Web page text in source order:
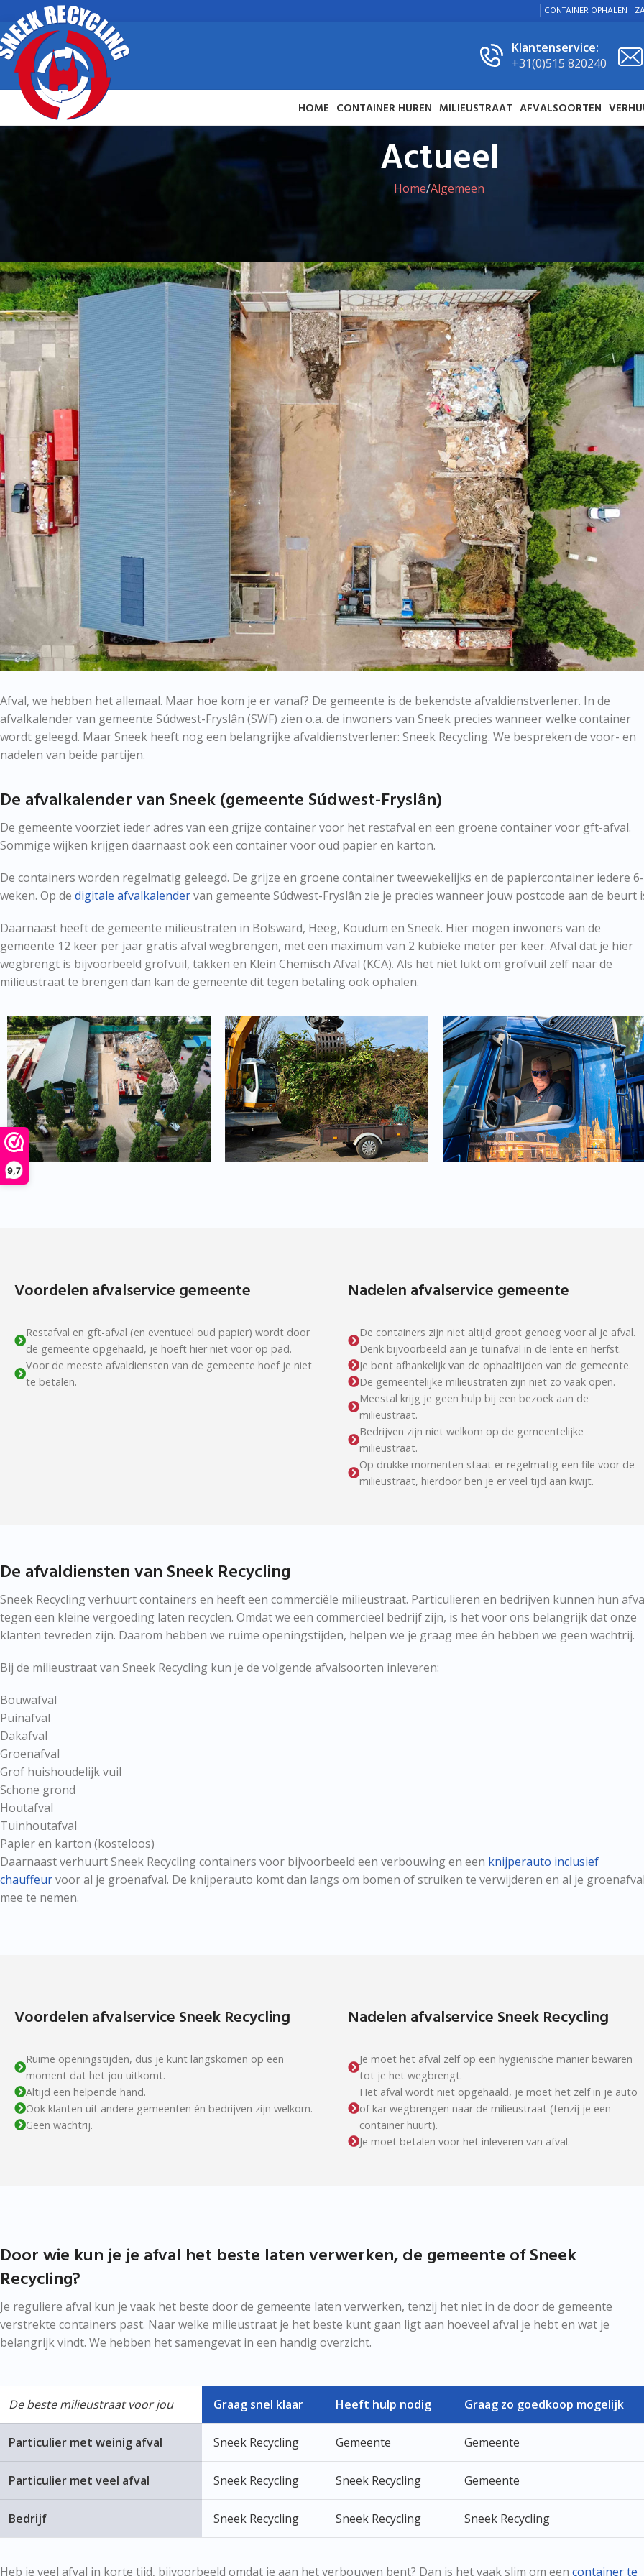
9,7
CONTAINER OPHALEN
Klantenservice:
+31(0)515 820240
HOME CONTAINER HUREN MILIEUSTRAAT AFVALSOORTEN
Actueel
Home Algemeen
Afvalkalender Sneek
Geplaatst door On 27 juni 2022
Afval, we hebben het allemaal. Maar hoe kom je er vanaf? De gemeente is de bekendste afvaldienstverlener. In de
afvalkalender van gemeente Súdwest-Fryslân (SWF) zien o.a. de inwoners van Sneek precies wanneer welke container
wordt geleegd. Maar Sneek heeft nog een belangrijke afvaldienstverlener: Sneek Recycling. We bespreken de voor- en
nadelen van beide partijen.
De afvalkalender van Sneek (gemeente Súdwest-Fryslân)
De gemeente voorziet ieder adres van een grijze container voor het restafval en een groene container voor gft-afval.
Sommige wijken krijgen daarnaast ook een container voor oud papier en karton.
De containers worden regelmatig geleegd. De grijze en groene container tweewekelijks en de papiercontainer iedere
weken. Op de digitale afvalkalendervan gemeente Súdwest-Fryslân zie je precies wanneer jouw postcode aan de beurt
Daarnaast heeft de gemeente milieustraten in Bolsward, Heeg, Koudum en Sneek. Hier mogen inwoners van de
gemeente 12 keer per jaar gratis afval wegbrengen, met een maximum van 2 kubieke meter per keer. Afval dat je hier
wegbrengt is bijvoorbeeld grofvuil, takken en Klein Chemisch Afval (KCA). Als het niet lukt om grofvuil zelf naar de
milieustraat te brengen dan kan de gemeente dit tegen betaling ook ophalen.
Voordelen afvalservice gemeente
Restafval en gft-afval (en eventueel oud papier) wordt door
de gemeente opgehaald, je hoeft hier niet voor op pad.
Voor de meeste afvaldiensten van de gemeente hoef je niet
te betalen.
Nadelen afvalservice gemeente
De containers zijn niet altijd groot genoeg voor al je afval.
Denk bijvoorbeeld aan je tuinafval in de lente en herfst.
Je bent afhankelijk van de ophaaltijden van de gemeente.
De gemeentelijke milieustraten zijn niet zo vaak open.
Meestal krijg je geen hulp bij een bezoek aan de
milieustraat.
Bedrijven zijn niet welkom op de gemeentelijke
milieustraat.
Op drukke momenten staat er regelmatig een file voor de
milieustraat, hierdoor ben je er veel tijd aan kwijt.
De afvaldiensten van Sneek Recycling
Sneek Recycling verhuurt containers en heeft een commerciële milieustraat. Particulieren en bedrijven kunnen hun
tegen een kleine vergoeding laten recyclen. Omdat we een commercieel bedrijf zijn, is het voor ons belangrijk dat onze
klanten tevreden zijn. Daarom hebben we ruime openingstijden, helpen we je graag mee én hebben we geen wachtrij.
Bij de milieustraat van Sneek Recycling kun je de volgende afvalsoorten inleveren:
Bouwafval
Puinafval
Dakafval
Groenafval
Grof huishoudelijk vuil
Schone grond
Houtafval
Tuinhoutafval
Papier en karton (kosteloos)
Daarnaast verhuurt Sneek Recycling containers voor bijvoorbeeld een verbouwing en een knijperauto inclusief
chauffeurvoor al je groenafval. De knijperauto komt dan langs om bomen of struiken te verwijderen en al je
mee te nemen.
Voordelen afvalservice Sneek Recycling
Ruime openingstijden, dus je kunt langskomen op een
moment dat het jou uitkomt.
Altijd een helpende hand.
Ook klanten uit andere gemeenten én bedrijven zijn welkom.
Geen wachtrij.
Nadelen afvalservice Sneek Recycling
Je moet het afval zelf op een hygiënische manier bewaren
tot je het wegbrengt.
Het afval wordt niet opgehaald, je moet het zelf in je auto
of kar wegbrengen naar de milieustraat (tenzij je een
container huurt).
Je moet betalen voor het inleveren van afval.
Door wie kun je je afval het beste laten verwerken, de gemeente of Sneek
Recycling?
Je reguliere afval kun je vaak het beste door de gemeente laten verwerken, tenzij het niet in de door de gemeente
verstrekte containers past. Naar welke milieustraat je het beste kunt gaan ligt aan hoeveel afval je hebt en wat je
belangrijk vindt. We hebben het samengevat in een handig overzicht.
De beste milieustraat voor jou Graag snel klaar Heeft hulp nodig Graag zo goedkoop mogelijk
Particulier met weinig afval Sneek Recycling Gemeente Gemeente
Particulier met veel afval Sneek Recycling Sneek Recycling Gemeente
Bedrijf Sneek Recycling Sneek Recycling Sneek Recycling
Heb je veel afval in korte tijd, bijvoorbeeld omdat je aan het verbouwen bent? Dan is het vaak slim om een container te